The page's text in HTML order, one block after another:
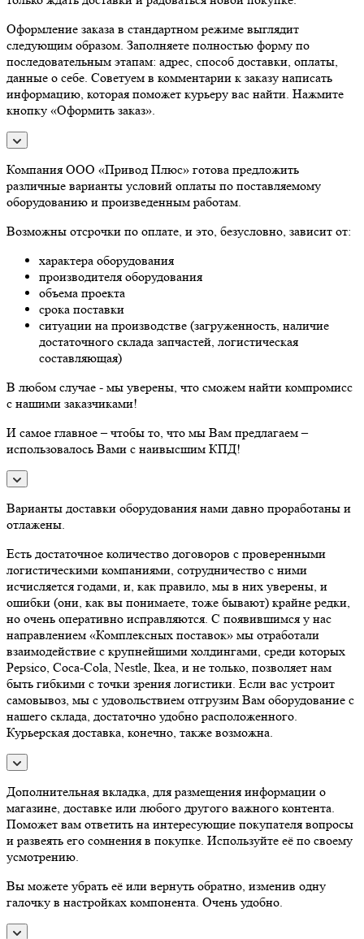
Оформление заказа в стандартном режиме выглядит
следующим образом. Заполняете полностью форму по
последовательным этапам: адрес, способ доставки, оплаты,
данные о себе. Советуем в комментарии к заказу написать
информацию, которая поможет курьеру вас найти. Нажмите
кнопку «Оформить заказ».
Компания ООО «Привод Плюс» готова предложить
различные варианты условий оплаты по поставляемому
оборудованию и произведенным работам.
Возможны отсрочки по оплате, и это, безусловно, зависит от:
характера оборудования
производителя оборудования
объема проекта
срока поставки
ситуации на производстве (загруженность, наличие
достаточного склада запчастей, логистическая
составляющая)
В любом случае - мы уверены, что сможем найти компромисс
с нашими заказчиками!
И самое главное – чтобы то, что мы Вам предлагаем –
использовалось Вами с наивысшим КПД!
Варианты доставки оборудования нами давно проработаны и
отлажены.
Есть достаточное количество договоров с проверенными
логистическими компаниями, сотрудничество с ними
исчисляется годами, и, как правило, мы в них уверены, и
ошибки (они, как вы понимаете, тоже бывают) крайне редки,
но очень оперативно исправляются. С появившимся у нас
направлением «Комплексных поставок» мы отработали
взаимодействие с крупнейшими холдингами, среди которых
Pepsico, Coca-Cola, Nestle, Ikea, и не только, позволяет нам
быть гибкими с точки зрения логистики. Если вас устроит
самовывоз, мы с удовольствием отгрузим Вам оборудование с
нашего склада, достаточно удобно расположенного.
Курьерская доставка, конечно, также возможна.
Дополнительная вкладка, для размещения информации о
магазине, доставке или любого другого важного контента.
Поможет вам ответить на интересующие покупателя вопросы
и развеять его сомнения в покупке. Используйте её по своему
усмотрению.
Вы можете убрать её или вернуть обратно, изменив одну
галочку в настройках компонента. Очень удобно.